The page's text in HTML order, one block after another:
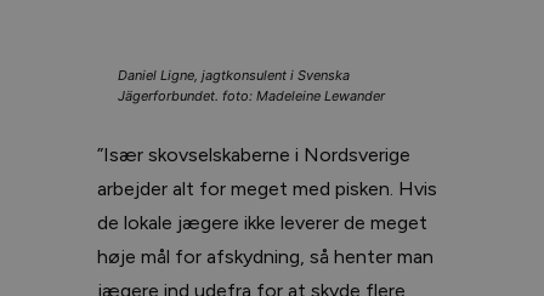
Daniel Ligne, jagtkonsulent i Svenska
Jägerforbundet. foto: Madeleine Lewander
”Især skovselskaberne i Nordsverige
arbejder alt for meget med pisken. Hvis
de lokale jægere ikke leverer de meget
høje mål for afskydning, så henter man
jægere ind udefra for at skyde flere